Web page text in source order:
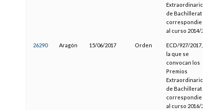
Extraordinarios
de Bachillerato
correspondientes
al curso 2014/2015
26290 Aragón 15/06/2017 Orden
ECD/927/2017, por
la que se
convocan los
Premios
Extraordinarios
de Bachillerato
correspondientes
al curso 2016/2017